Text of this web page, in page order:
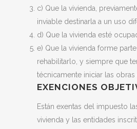
c) Que la vivienda,
inviable destinarla a un uso
d) Que la vivienda esté
e) Que la vivienda forme
rehabilitarlo, y siempre que
técnicamente iniciar las
EXENCIONES
Están exentas del impuesto
vivienda y las entidades